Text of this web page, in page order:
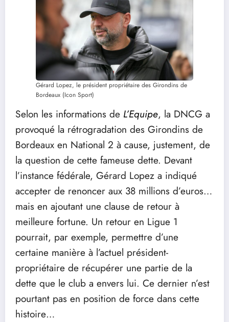
Gérard Lopez, le président propriétaire des Girondins de
Bordeaux (Icon Sport)
Selon les informations de L’Equipe, la DNCG a
provoqué la rétrogradation des Girondins de
Bordeaux en National 2 à cause, justement, de
la question de cette fameuse dette. Devant
l’instance fédérale, Gérard Lopez a indiqué
accepter de renoncer aux 38 millions d’euros…
mais en ajoutant une clause de retour à
meilleure fortune. Un retour en Ligue 1
pourrait, par exemple, permettre d’une
certaine manière à l’actuel président-
propriétaire de récupérer une partie de la
dette que le club a envers lui. Ce dernier n’est
pourtant pas en position de force dans cette
histoire…